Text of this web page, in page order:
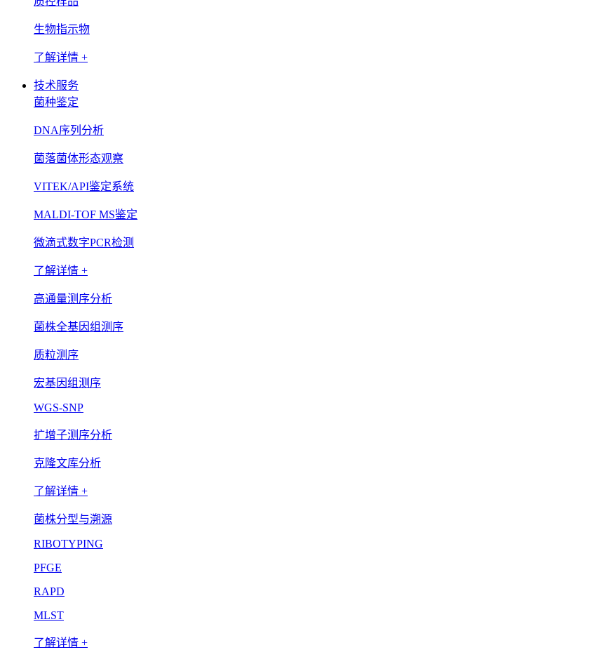
生物指示物
了解详情 +
技术服务
菌种鉴定
DNA序列分析
菌落菌体形态观察
VITEK/API鉴定系统
MALDI-TOF MS鉴定
微滴式数字PCR检测
了解详情 +
高通量测序分析
菌株全基因组测序
质粒测序
宏基因组测序
WGS-SNP
扩增子测序分析
克隆文库分析
了解详情 +
菌株分型与溯源
RIBOTYPING
PFGE
RAPD
MLST
了解详情 +